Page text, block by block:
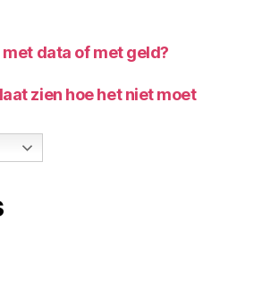
data of met geld?
zien hoe het niet moet